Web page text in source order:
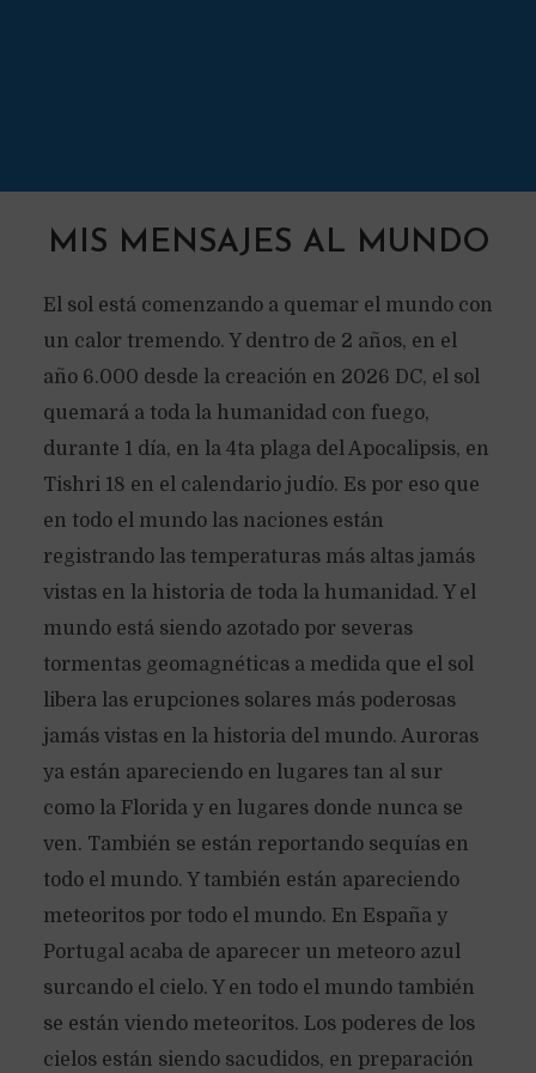
MIS MENSAJES AL MUNDO
El sol está comenzando a quemar el mundo con
un calor tremendo. Y dentro de 2 años, en el
año 6.000 desde la creación en 2026 DC, el sol
quemará a toda la humanidad con fuego,
durante 1 día, en la 4ta plaga del Apocalipsis, en
Tishri 18 en el calendario judío. Es por eso que
en todo el mundo las naciones están
registrando las temperaturas más altas jamás
vistas en la historia de toda la humanidad. Y el
mundo está siendo azotado por severas
tormentas geomagnéticas a medida que el sol
libera las erupciones solares más poderosas
jamás vistas en la historia del mundo. Auroras
ya están apareciendo en lugares tan al sur
como la Florida y en lugares donde nunca se
ven. También se están reportando sequías en
todo el mundo. Y también están apareciendo
meteoritos por todo el mundo. En España y
Portugal acaba de aparecer un meteoro azul
surcando el cielo. Y en todo el mundo también
se están viendo meteoritos. Los poderes de los
cielos están siendo sacudidos, en preparación